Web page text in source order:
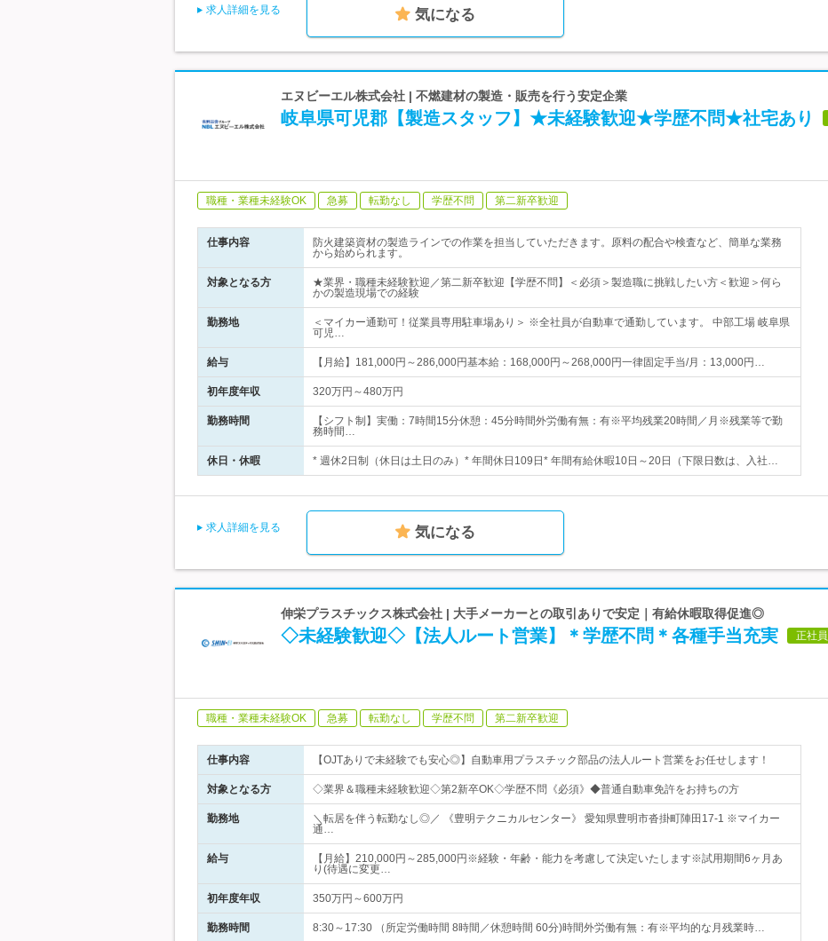
求人詳細を見る 気になる
エヌビーエル株式会社 | 不燃建材の製造・販売を行う安定企業
岐阜県可児郡【製造スタッフ】★未経験歓迎★学歴不問★社宅あり
職種・業種未経験OK 急募 転勤なし 学歴不問 第二新卒歓迎
仕事内容
防火建築資材の製造ラインでの作業を担当していただきます。原料の配合や検査など、簡単な業務
から始められます。
対象となる方
★業界・職種未経験歓迎／第二新卒歓迎【学歴不問】＜必須＞製造職に挑戦したい方＜歓迎＞何ら
かの製造現場での経験
勤務地
＜マイカー通勤可！従業員専用駐車場あり＞ ※全社員が自動車で通勤しています。 中部工場 岐阜県
可児…
給与 【月給】181,000円～286,000円基本給：168,000円～268,000円一律固定手当/月：13,000円…
初年度年収 320万円～480万円
勤務時間
【シフト制】実働：7時間15分休憩：45分時間外労働有無：有※平均残業20時間／月※残業等で勤
務時間…
休日・休暇 * 週休2日制（休日は土日のみ）* 年間休日109日* 年間有給休暇10日～20日（下限日数は、入社…
求人詳細を見る 気になる
伸栄プラスチックス株式会社 | 大手メーカーとの取引ありで安定｜有給休暇取得促進◎
◇未経験歓迎◇【法人ルート営業】＊学歴不問＊各種手当充実 正社員
職種・業種未経験OK 急募 転勤なし 学歴不問 第二新卒歓迎
仕事内容 【OJTありで未経験でも安心◎】自動車用プラスチック部品の法人ルート営業をお任せします！
対象となる方 ◇業界＆職種未経験歓迎◇第2新卒OK◇学歴不問《必須》◆普通自動車免許をお持ちの方
勤務地
＼転居を伴う転勤なし◎／ 《豊明テクニカルセンター》 愛知県豊明市沓掛町陣田17-1 ※マイカー
通…
給与
【月給】210,000円～285,000円※経験・年齢・能力を考慮して決定いたします※試用期間6ヶ月あ
り(待遇に変更…
初年度年収 350万円～600万円
勤務時間 8:30～17:30 （所定労働時間 8時間／休憩時間 60分)時間外労働有無：有※平均的な月残業時…